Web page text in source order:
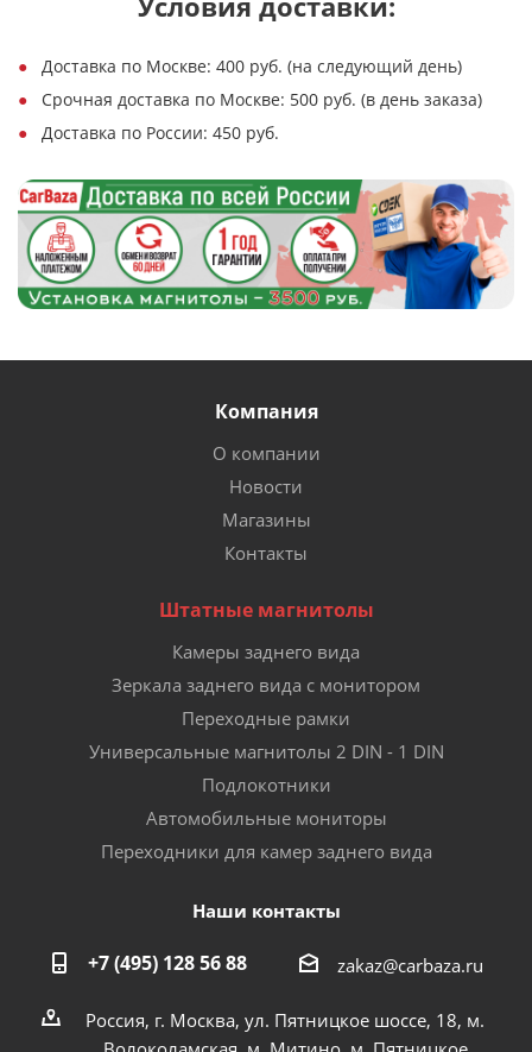
Доставка по Москве: 400 руб. (на следующий день)
Срочная доставка по Москве: 500 руб. (в день заказа)
Доставка по России: 450 руб.
Компания
О компании
Новости
Магазины
Контакты
Штатные магнитолы
Камеры заднего вида
Зеркала заднего вида с монитором
Переходные рамки
Универсальные магнитолы 2 DIN - 1 DIN
Подлокотники
Автомобильные мониторы
Переходники для камер заднего вида
Наши контакты
+7 (495) 128 56 88 zakaz@carbaza.ru
Россия, г. Москва, ул. Пятницкое шоссе, 18, м.